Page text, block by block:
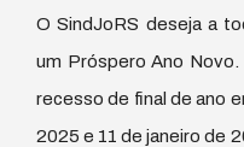
O SindJoRS deseja a
um Próspero Ano
recesso de final de ano
2025 e 11 de janeiro de